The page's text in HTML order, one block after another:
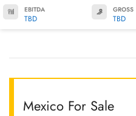
EBITDA
TBD
GROSS
TBD
Mexico For Sale